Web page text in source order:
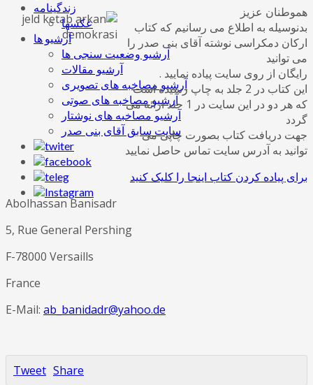
زندگینامه
عکسها
آرشیو ها
آرشیو وضعیت سنجی ها
آرشیو مقالات
آرشیو مصاخبه های تصویری
آرشیو مصاخبه های صوتی
آرشیو مصاخبه های نوشتار
سایت سابق آقای بنی صدر
هموطنان عزیز
بدنوسیله به اطلاع می رسانیم که کتاب
ارکان دمکراسی نوشته آقای بنی صدر را
می توانید
رایگان از روی سایت پیاده نمایید .
این کتاب در 2 جلد به چاپ رسیده است
که هر دو در این سایت در 1 جلد ارائه می
گردد
جهت دریافت کتاب بصورت چاپی می
توانید به آدرس سایت تماس حاصل نمایید
برای پیاده کردن کتاب اینجا را کلیک کنید
Abolhassan Banisadr
5, Rue General Pershing
F-78000 Versaills
France
E-Mail: ab_banidadr@yahoo.de
Tweet Share